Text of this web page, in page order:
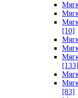
[10]
[133]
[83]